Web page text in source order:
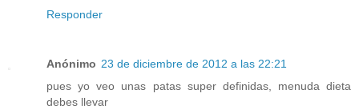
Responder
Anónimo 23 de diciembre de 2012 a las 22:21
pues yo veo unas patas super definidas, menuda dieta
debes llevar